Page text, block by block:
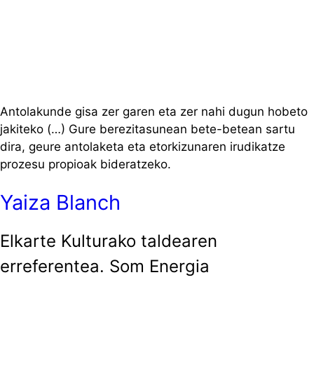
Antolakunde gisa zer garen eta zer nahi dugun hobeto
jakiteko (…) Gure berezitasunean bete-betean sartu
dira, geure antolaketa eta etorkizunaren irudikatze
prozesu propioak bideratzeko.
Yaiza Blanch
Elkarte Kulturako taldearen
erreferentea. Som Energia